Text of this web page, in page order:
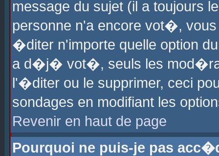
message du sujet (il a toujours
personne n'a encore vot�,
�diter n'importe quelle option
a d�j� vot�, seuls les
l'�diter ou le supprimer, ceci
sondages en modifiant les
Revenir en haut de page
Pourquoi ne puis-je pas